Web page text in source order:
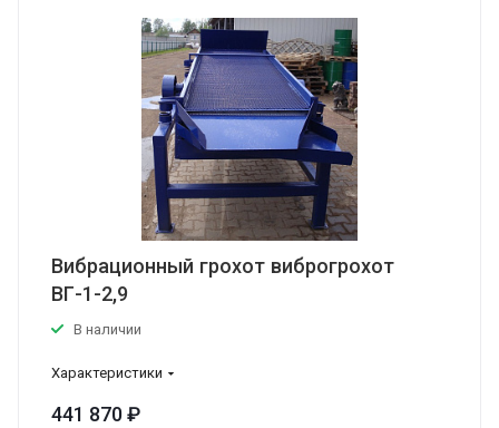
Вибрационный грохот виброгрохот
ВГ-1-2,9
В наличии
Характеристики
441 870 ₽